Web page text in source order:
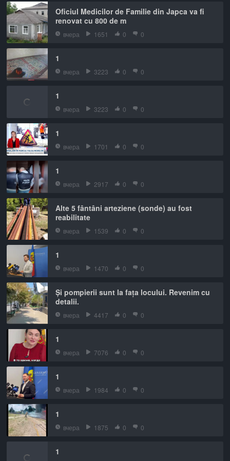
Oficiul Medicilor de Familie din Japca va fi
renovat cu 800 de m
вчера 1651 0 0
1
вчера 3223 0 0
1
вчера 3223 0 0
1
вчера 1701 0 0
1
вчера 2917 0 0
Alte 5 fântâni arteziene (sonde) au fost
reabilitate
вчера 1539 0 0
1
вчера 1470 0 0
Și pompierii sunt la fața locului. Revenim cu
detalii.
вчера 4417 0 0
1
вчера 7076 0 0
1
вчера 1984 0 0
1
вчера 1875 0 0
1